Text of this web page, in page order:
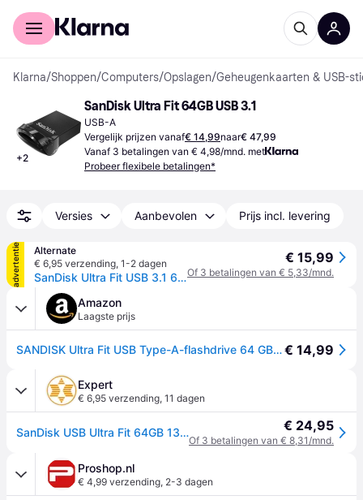
Voor shoppers
Klarna/Shoppen/Computers/Opslagen/Geheugenkaarten & USB-
+2
SanDisk Ultra Fit 64GB USB 3.1
USB-A
Vergelijk prijzen vanaf€ 14,99naar€ 47,99
Vanaf 3 betalingen van € 4,98/mnd. met
Probeer flexibele betalingen*
Versies Aanbevolen Prijs incl. levering
advertentie
Alternate
€ 6,95 verzending, 1-2 dagen
SanDisk Ultra Fit USB 3.1 64 GB usb-stick
€ 15,99
Of 3 betalingen van € 5,33/mnd.
Amazon
Laagste prijs
SANDISK Ultra Fit USB Type-A-flashdrive 64 GB (Voor Laptops, Tablets, Tv's, Gameconsoles, Autogeluidssystemen En Meer, Plug-And-Stay, Leessnelheid Van 300 MB/s, RescuePRO Deluxe, SecureAcess Software)€ 14,99
Expert
€ 6,95 verzending, 11 dagen
SanDisk USB Ultra Fit 64GB 130MB/s - USB 3.1 USB-sticks Zwart € 24,95
Of 3 betalingen van € 8,31/mnd.
Proshop.nl
€ 4,99 verzending, 2-3 dagen